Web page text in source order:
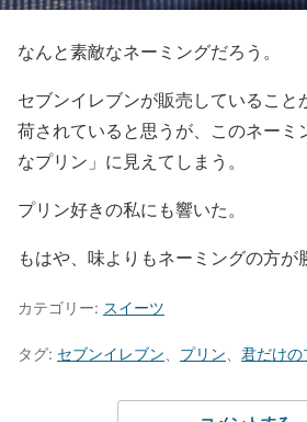
なんと素敵なネーミングだろう。
セブンイレブンが販売していること
荷されていると思うが、このネーミ
なプリン」に見えてしまう。
プリン好きの私にも響いた。
もはや、味よりもネーミングの方が
カテゴリー: スイーツ
タグ: セブンイレブン プリン 君だけの